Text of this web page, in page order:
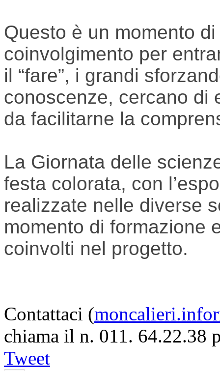
Questo è un momento
coinvolgimento per
il “fare”, i grandi
conoscenze, cercano di
da facilitarne la
La Giornata delle
festa colorata, con
realizzate nelle diverse
momento di formazione
coinvolti nel progetto.
Contattaci (
chiama il n. 011. 64.22.38
Tweet